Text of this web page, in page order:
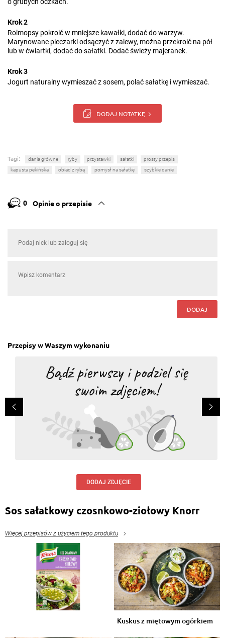
Krok 2
Rolmopsy pokroić w mniejsze kawałki, dodać do warzyw.
Marynowane pieczarki odsączyć z zalewy, można przekroić na pół
lub w ćwiartki, dodać do sałatki. Dodać świeży majeranek.
Krok 3
Jogurt naturalny wymieszać z sosem, polać sałatkę i wymieszać.
DODAJ NOTATKĘ
Tagi: dania główne ryby przystawki sałatki
prosty przepis
kapusta pekińska
obiad z rybą pomysł na sałatkę szybkie danie
0 Opinie o przepisie
DODAJ
Przepisy w Waszym wykonaniu
DODAJ ZDJĘCIE
Sos sałatkowy czosnkowo-ziołowy Knorr
Więcej przepisów z użyciem tego produktu
Kuskus z miętowym ogórkiem